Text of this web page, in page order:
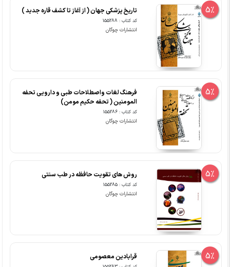
5% تاریخ پزشکی جهان ( از آغاز تا کشف قاره جدید )
کد کتاب : 155288
انتشارات چوگان
5%
فرهنگ لغات واصطلاحات طبی و دارویی تحفه
المومنین ( تحفه حکیم مومن)
کد کتاب : 155286
انتشارات چوگان
5% روش های تقویت حافظه در طب سنتی
کد کتاب : 155285
انتشارات چوگان
5% قرابادین معصومی